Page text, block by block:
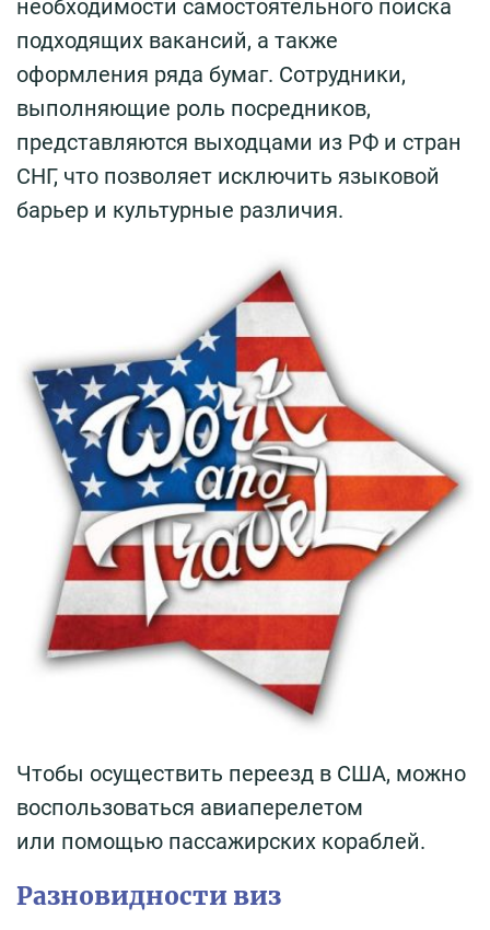
необходимости самостоятельного поиска
подходящих вакансий, а также
оформления ряда бумаг. Сотрудники,
выполняющие роль посредников,
представляются выходцами из РФ и стран
СНГ, что позволяет исключить языковой
барьер и культурные различия.
Чтобы осуществить переезд в США, можно
воспользоваться авиаперелетом
или помощью пассажирских кораблей.
Разновидности виз